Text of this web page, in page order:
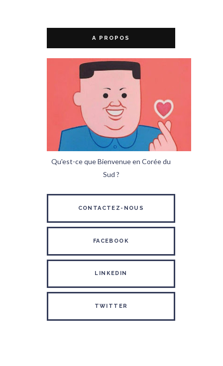
A PROPOS
Qu'est-ce que Bienvenue en Corée du
Sud ?
CONTACTEZ-NOUS
FACEBOOK
LINKEDIN
TWITTER